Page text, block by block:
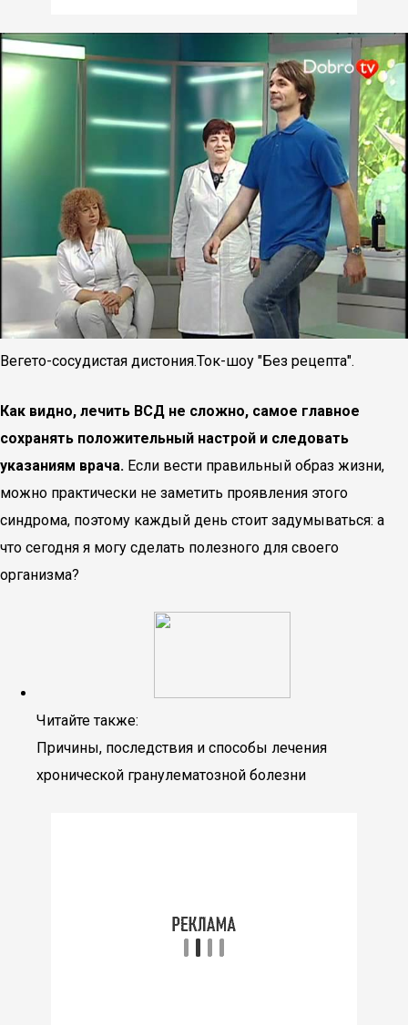
Вегето-сосудистая дистония.Ток-шоу "Без рецепта".
Как видно, лечить ВСД не сложно, самое главное
сохранять положительный настрой и следовать
указаниям врача. Если вести правильный образ жизни,
можно практически не заметить проявления этого
синдрома, поэтому каждый день стоит задумываться: а
что сегодня я могу сделать полезного для своего
организма?
Читайте также:
Причины, последствия и способы лечения
хронической гранулематозной болезни